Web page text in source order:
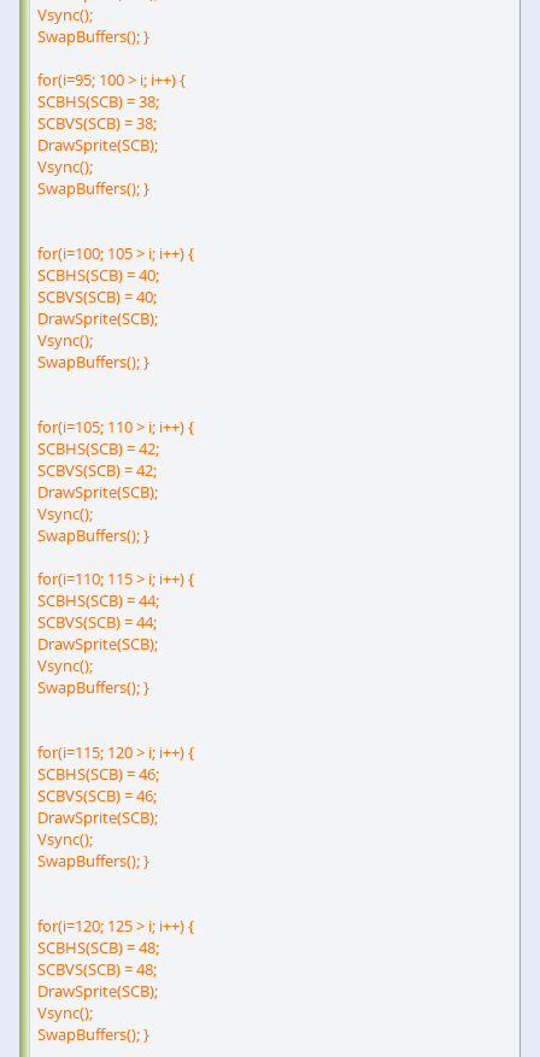
Vsync();
SwapBuffers(); }
for(i=95; 100 > i; i++) {
SCBHS(SCB) = 38;
SCBVS(SCB) = 38;
DrawSprite(SCB);
Vsync();
SwapBuffers(); }
for(i=100; 105 > i; i++) {
SCBHS(SCB) = 40;
SCBVS(SCB) = 40;
DrawSprite(SCB);
Vsync();
SwapBuffers(); }
for(i=105; 110 > i; i++) {
SCBHS(SCB) = 42;
SCBVS(SCB) = 42;
DrawSprite(SCB);
Vsync();
SwapBuffers(); }
for(i=110; 115 > i; i++) {
SCBHS(SCB) = 44;
SCBVS(SCB) = 44;
DrawSprite(SCB);
Vsync();
SwapBuffers(); }
for(i=115; 120 > i; i++) {
SCBHS(SCB) = 46;
SCBVS(SCB) = 46;
DrawSprite(SCB);
Vsync();
SwapBuffers(); }
for(i=120; 125 > i; i++) {
SCBHS(SCB) = 48;
SCBVS(SCB) = 48;
DrawSprite(SCB);
Vsync();
SwapBuffers(); }